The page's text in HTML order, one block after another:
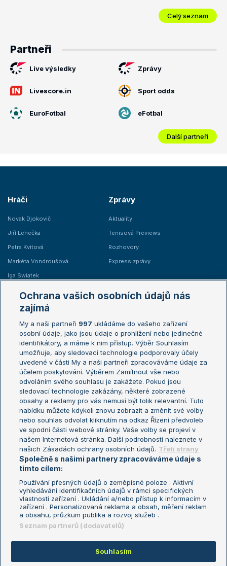
Celý seznam
Partneři
Live výsledky Zprávy
Livescore.in Sport odds
EuroFotbal eFotbal
Další partneři
Hráči
Novak Djokovič
Jiří Lehečka
Petra Kvitová
Markéta Vondroušová
Iga Swiatek
Zprávy
Aktuality
Tenisová Previews
Rozhovory
Express zprávy
Žebříčky
Žebříček ATP (muži)
Žebříček WTA (ženy)
Sázkařský žebříček
Australian Open
French Open
Wimbledon
US Open
Turnaj mistrů
Turnaj mistryň
Aktualní trendy
Fotbalové přestupy
Livesport Daily
LS Prague Open
Podmínky užití
Nastavení soukromí
GDPR a žurnalistika
Reklama
Kontakt
Informace o zpracování osobních
údajů
Copyright © 2008-2026 TenisPortal.cz. Využíváme zpravodajství ČTK.
Ochrana vašich osobních údajů nás
zajímá
My a naši partneři 997 ukládáme do vašeho zařízení
osobní údaje, jako jsou údaje o prohlížení nebo jedinečné
identifikátory, a máme k nim přístup. Výběr Souhlasím
umožňuje, aby sledovací technologie podporovaly účely
uvedené v části My a naši partneři zpracováváme údaje za
účelem poskytování. Výběrem Zamítnout vše nebo
odvoláním svého souhlasu je zakážete. Pokud jsou
sledovací technologie zakázány, některé zobrazené
obsahy a reklamy pro vás nemusí být tolik relevantní. Tuto
nabídku můžete kdykoli znovu zobrazit a změnit své volby
nebo souhlas odvolat kliknutím na odkaz Řízení předvoleb
ve spodní části webové stránky. Vaše volby se projeví v
našem Internetová stránka. Další podrobnosti naleznete v
našich Zásadách ochrany osobních údajů. Třetí strany
Společně s našimi partnery zpracováváme údaje s
tímto cílem:
Používání přesných údajů o zeměpisné poloze . Aktivní
vyhledávání identifikačních údajů v rámci specifických
vlastností zařízení . Ukládání a/nebo přístup k informacím v
zařízení . Personalizovaná reklama a obsah, měření reklam
a obsahu, průzkum publika a rozvoj služeb .
Seznam partnerů (dodavatelů)
Souhlasím